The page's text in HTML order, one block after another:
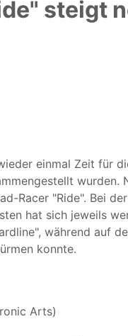
steigt
einmal Zeit für
wurden.
Racer "Ride". Bei
hat sich jeweils
während auf
konnte.
Arts)